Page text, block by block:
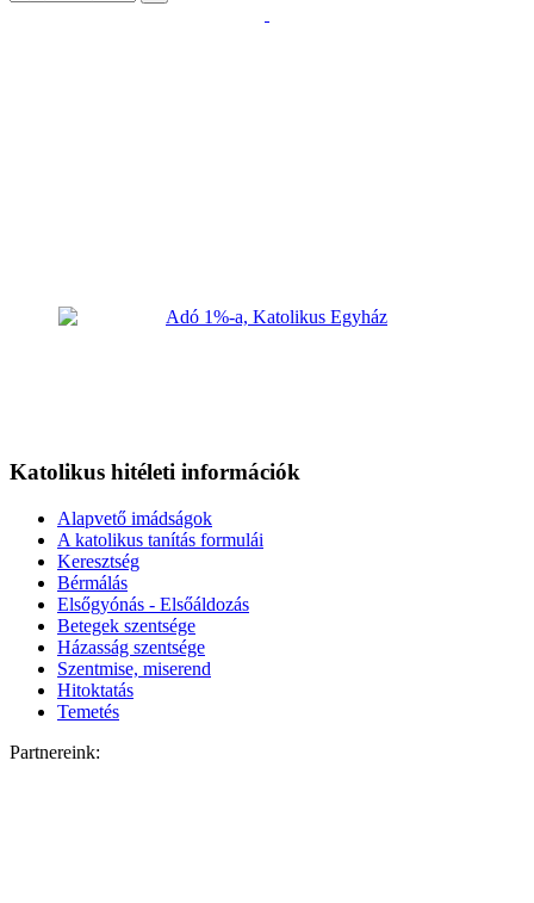
Katolikus hitéleti információk
Alapvető imádságok
A katolikus tanítás formulái
Keresztség
Bérmálás
Elsőgyónás - Elsőáldozás
Betegek szentsége
Házasság szentsége
Szentmise, miserend
Hitoktatás
Temetés
Partnereink: